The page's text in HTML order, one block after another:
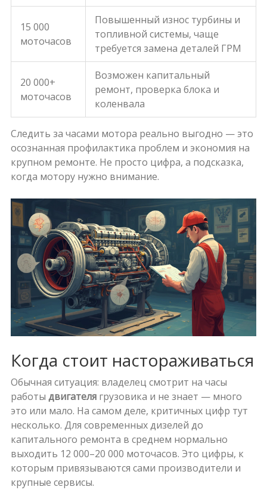
15 000
моточасов
Повышенный износ турбины и
топливной системы, чаще
требуется замена деталей ГРМ
20 000+
моточасов
Возможен капитальный
ремонт, проверка блока и
коленвала
Следить за часами мотора реально выгодно — это
осознанная профилактика проблем и экономия на
крупном ремонте. Не просто цифра, а подсказка,
когда мотору нужно внимание.
Когда стоит настораживаться
Обычная ситуация: владелец смотрит на часы
работы двигателягрузовика и не знает — много
это или мало. На самом деле, критичных цифр тут
несколько. Для современных дизелей до
капитального ремонта в среднем нормально
выходить 12 000–20 000 моточасов. Это цифры, к
которым привязываются сами производители и
крупные сервисы.